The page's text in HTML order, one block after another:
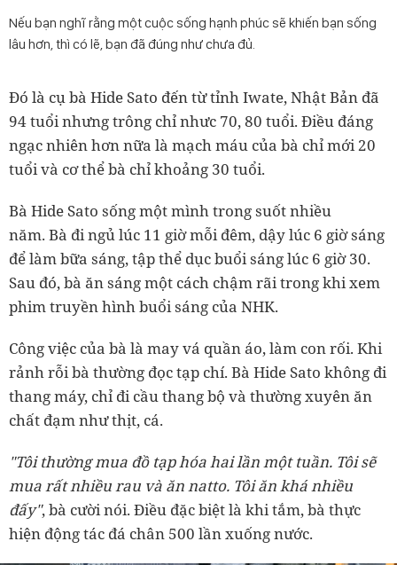
Nếu bạn nghĩ rằng một cuộc sống hạnh phúc sẽ khiến bạn sống
lâu hơn, thì có lẽ, bạn đã đúng như chưa đủ.
Đó là cụ bà Hide Sato đến từ tỉnh Iwate, Nhật Bản đã
94 tuổi nhưng trông chỉ nhưc 70, 80 tuổi. Điều đáng
ngạc nhiên hơn nữa là mạch máu của bà chỉ mới 20
tuổi và cơ thể bà chỉ khoảng 30 tuổi.
Bà Hide Sato sống một mình trong suốt nhiều
năm. Bà đi ngủ lúc 11 giờ mỗi đêm, dậy lúc 6 giờ sáng
để làm bữa sáng, tập thể dục buổi sáng lúc 6 giờ 30.
Sau đó, bà ăn sáng một cách chậm rãi trong khi xem
phim truyền hình buổi sáng của NHK.
Công việc của bà là may vá quần áo, làm con rối. Khi
rảnh rỗi bà thường đọc tạp chí. Bà Hide Sato không đi
thang máy, chỉ đi cầu thang bộ và thường xuyên ăn
chất đạm như thịt, cá.
"Tôi thường mua đồ tạp hóa hai lần một tuần. Tôi sẽ
mua rất nhiều rau và ăn natto. Tôi ăn khá nhiều
đấy", bà cười nói. Điều đặc biệt là khi tắm, bà thực
hiện động tác đá chân 500 lần xuống nước.